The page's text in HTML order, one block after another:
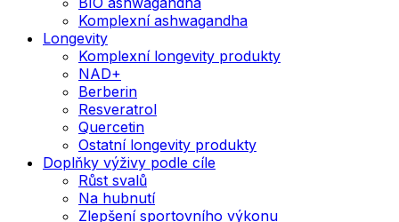
Komplexní ashwagandha
Longevity
Komplexní longevity produkty
NAD+
Berberin
Resveratrol
Quercetin
Ostatní longevity produkty
Doplňky výživy podle cíle
Růst svalů
Na hubnutí
Zlepšení sportovního výkonu